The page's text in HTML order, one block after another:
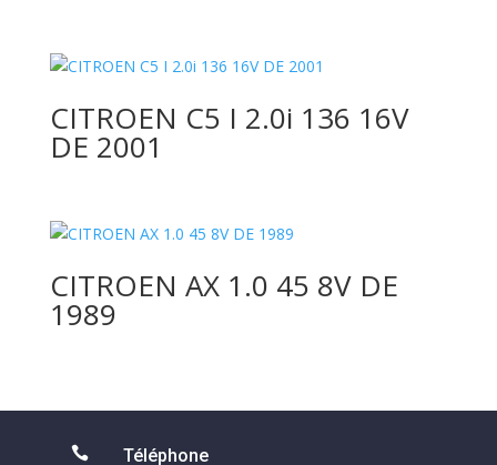
CITROEN C5 I 2.0i 136 16V
DE 2001
CITROEN AX 1.0 45 8V DE
1989
 Téléphone